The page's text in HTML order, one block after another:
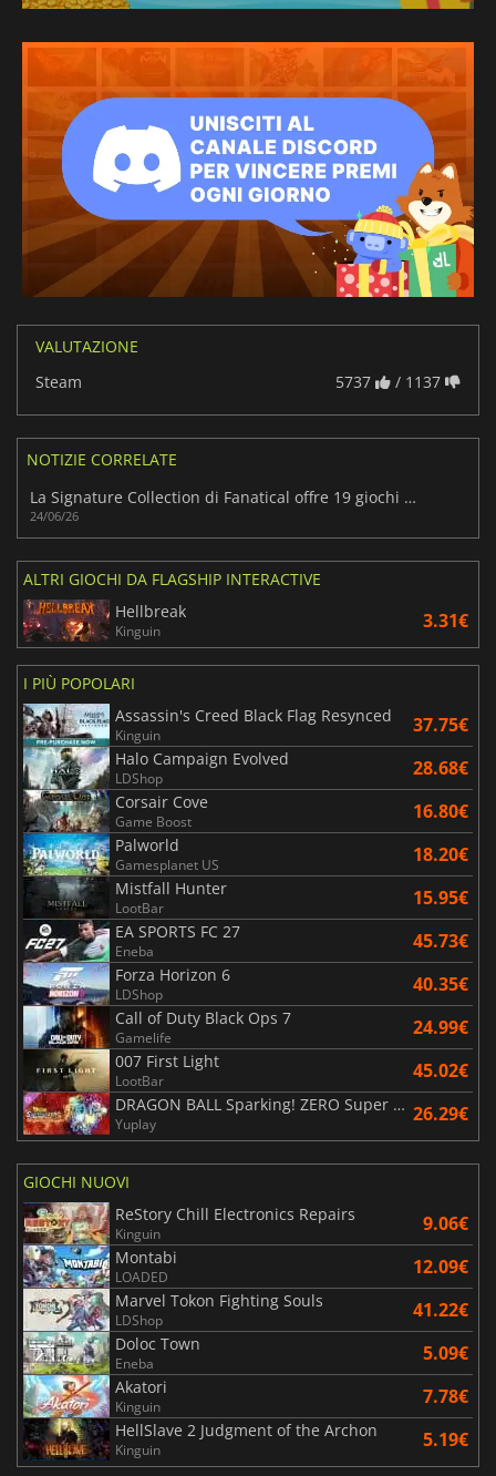
VALUTAZIONE
Steam
5737 / 1137
NOTIZIE CORRELATE
La Signature Collection di Fanatical offre 19 giochi per Steam a prezzi vantaggiosi
24/06/26
ALTRI GIOCHI DA FLAGSHIP INTERACTIVE
Hellbreak
Kinguin 3.31€
I PIÙ POPOLARI
Assassin's Creed Black Flag Resynced
Kinguin 37.75€
Halo Campaign Evolved
LDShop 28.68€
Corsair Cove
Game Boost 16.80€
Palworld
Gamesplanet US 18.20€
Mistfall Hunter
LootBar 15.95€
EA SPORTS FC 27
Eneba 45.73€
Forza Horizon 6
LDShop 40.35€
Call of Duty Black Ops 7
Gamelife 24.99€
007 First Light
LootBar 45.02€
DRAGON BALL Sparking! ZERO Super Limit Breaking NEO
Yuplay 26.29€
GIOCHI NUOVI
ReStory Chill Electronics Repairs
Kinguin 9.06€
Montabi
LOADED 12.09€
Marvel Tokon Fighting Souls
LDShop 41.22€
Doloc Town
Eneba 5.09€
Akatori
Kinguin 7.78€
HellSlave 2 Judgment of the Archon
Kinguin 5.19€